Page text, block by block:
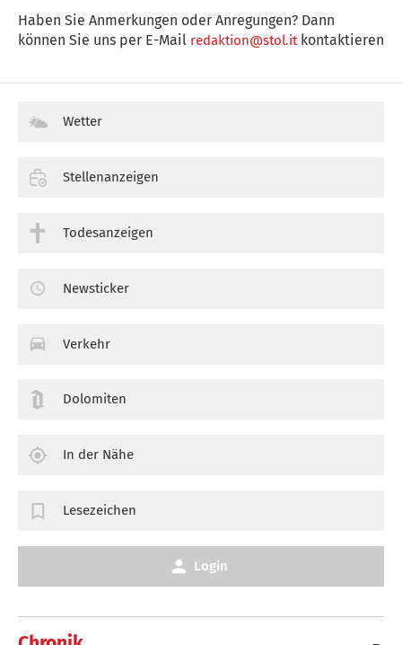
Haben Sie Anmerkungen oder Anregungen? Dann
können Sie uns per E-Mail redaktion@stol.itkontaktieren
Wetter
Stellenanzeigen
Todesanzeigen
Newsticker
Verkehr
Dolomiten
In der Nähe
Lesezeichen
Login